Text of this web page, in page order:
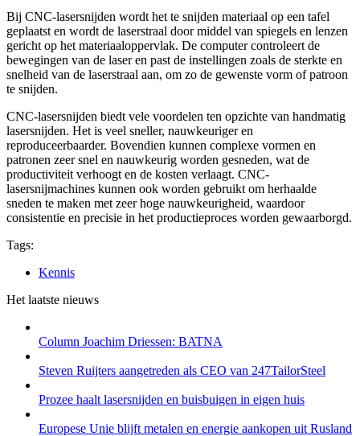
Bij CNC-lasersnijden wordt het te snijden materiaal op een tafel
geplaatst en wordt de laserstraal door middel van spiegels en lenzen
gericht op het materiaaloppervlak. De computer controleert de
bewegingen van de laser en past de instellingen zoals de sterkte en
snelheid van de laserstraal aan, om zo de gewenste vorm of patroon
te snijden.
CNC-lasersnijden biedt vele voordelen ten opzichte van handmatig
lasersnijden. Het is veel sneller, nauwkeuriger en
reproduceerbaarder. Bovendien kunnen complexe vormen en
patronen zeer snel en nauwkeurig worden gesneden, wat de
productiviteit verhoogt en de kosten verlaagt. CNC-
lasersnijmachines kunnen ook worden gebruikt om herhaalde
sneden te maken met zeer hoge nauwkeurigheid, waardoor
consistentie en precisie in het productieproces worden gewaarborgd.
Tags:
Kennis
Het laatste nieuws
Column Joachim Driessen: BATNA
Steven Ruijters aangetreden als CEO van 247TailorSteel
Prozee haalt lasersnijden en buisbuigen in eigen huis
Europese Unie blijft metalen en energie aankopen uit Rusland